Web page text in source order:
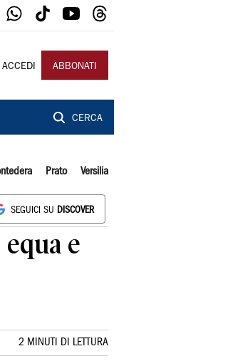
ACCEDI ABBONATI
CERCA
Prato Versilia
SEGUICI SU DISCOVER
e
2 MINUTI DI LETTURA